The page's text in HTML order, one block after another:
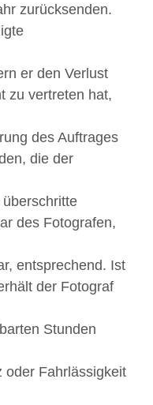
zurücksenden.
er den Verlust
zu vertreten hat,
des Auftrages
die der
des Fotografen,
entsprechend. Ist
der Fotograf
Stunden
oder Fahrlässigkeit